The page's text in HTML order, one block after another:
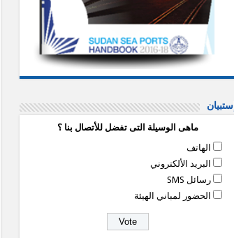
إستبيان
ماهى الوسيلة التى تفضل للأتصال بنا ؟
الهاتف
البريد الألكتروني
رسائل SMS
الحضور لمباني الهيئة